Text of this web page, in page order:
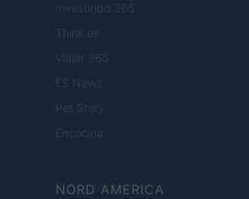
Investindo 365
Think.es
Viajar 365
ES Newz
Pet Story
Encocina
NORD AMERICA